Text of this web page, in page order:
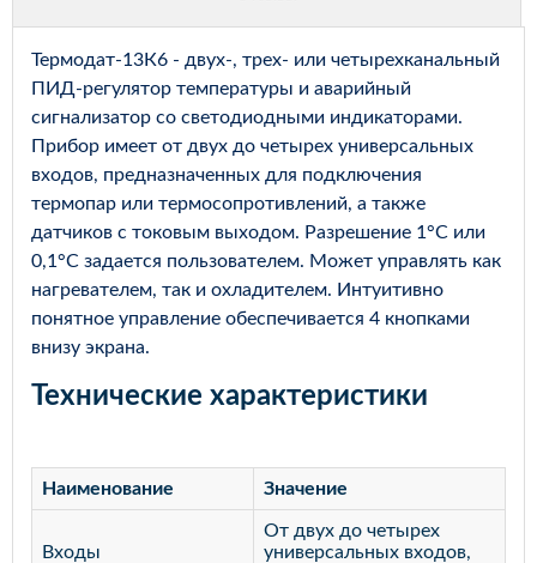
Термодат-13К6 - двух-, трех- или четырехканальный
ПИД-регулятор температуры и аварийный
сигнализатор со светодиодными индикаторами.
Прибор имеет от двух до четырех универсальных
входов, предназначенных для подключения
термопар или термосопротивлений, а также
датчиков с токовым выходом. Разрешение 1°С или
0,1°С задается пользователем. Может управлять как
нагревателем, так и охладителем. Интуитивно
понятное управление обеспечивается 4 кнопками
внизу экрана.
Технические характеристики
Наименование Значение
Входы
От двух до четырех
универсальных входов,